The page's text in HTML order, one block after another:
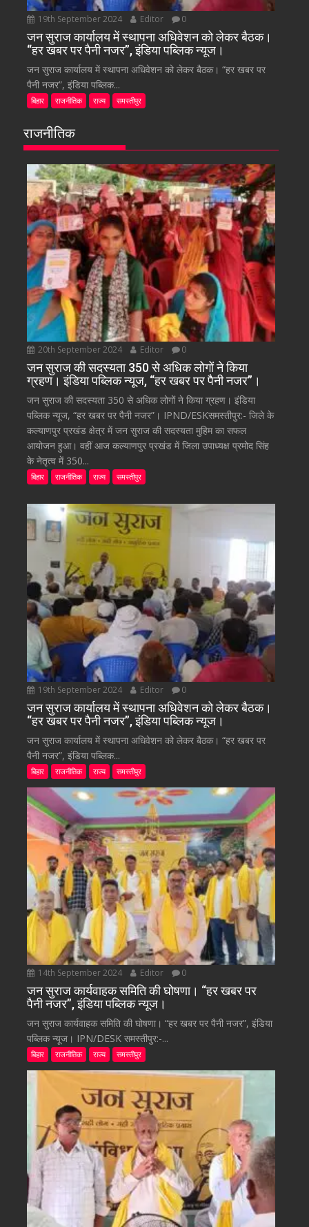
19th September 2024 Editor 0
जन सुराज कार्यालय में स्थापना अधिवेशन को लेकर बैठक।
“हर खबर पर पैनी नजर”, इंडिया पब्लिक न्यूज।
जन सुराज कार्यालय में स्थापना अधिवेशन को लेकर बैठक। “हर खबर पर
पैनी नजर”, इंडिया पब्लिक...
बिहार राजनीतिक राज्य समस्तीपुर
राजनीतिक
20th September 2024 Editor 0
जन सुराज की सदस्यता 350 से अधिक लोगों ने किया
ग्रहण। इंडिया पब्लिक न्यूज, “हर खबर पर पैनी नजर”।
जन सुराज की सदस्यता 350 से अधिक लोगों ने किया ग्रहण। इंडिया
पब्लिक न्यूज, “हर खबर पर पैनी नजर”। IPND/ESKसमस्तीपुर:- जिले के
कल्याणपुर प्रखंड क्षेत्र में जन सुराज की सदस्यता मुहिम का सफल
आयोजन हुआ। वहीं आज कल्याणपुर प्रखंड में जिला उपाध्यक्ष प्रमोद सिंह
के नेतृत्व में 350...
बिहार राजनीतिक राज्य समस्तीपुर
19th September 2024 Editor 0
जन सुराज कार्यालय में स्थापना अधिवेशन को लेकर बैठक।
“हर खबर पर पैनी नजर”, इंडिया पब्लिक न्यूज।
जन सुराज कार्यालय में स्थापना अधिवेशन को लेकर बैठक। “हर खबर पर
पैनी नजर”, इंडिया पब्लिक...
बिहार राजनीतिक राज्य समस्तीपुर
14th September 2024 Editor 0
जन सुराज कार्यवाहक समिति की घोषणा। “हर खबर पर
पैनी नजर”, इंडिया पब्लिक न्यूज।
जन सुराज कार्यवाहक समिति की घोषणा। “हर खबर पर पैनी नजर”, इंडिया
पब्लिक न्यूज। IPN/DESK समस्तीपुर:-...
बिहार राजनीतिक राज्य समस्तीपुर